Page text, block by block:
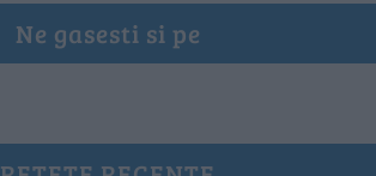
Ne gasesti si pe